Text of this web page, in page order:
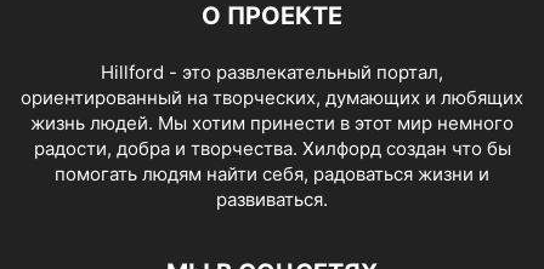
О ПРОЕКТЕ
Hillford - это развлекательный портал,
ориентированный на творческих, думающих и любящих
жизнь людей. Мы хотим принести в этот мир немного
радости, добра и творчества. Хилфорд создан что бы
помогать людям найти себя, радоваться жизни и
развиваться.